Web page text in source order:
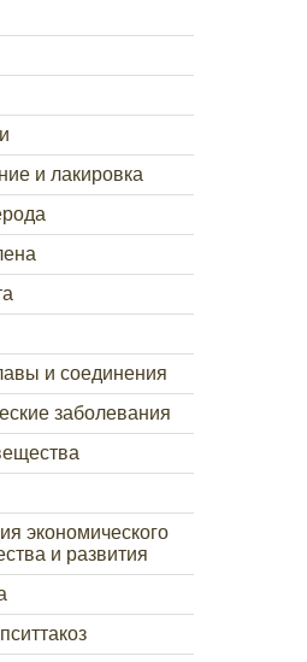
и лакировка
и соединения
заболевания
экономического
и развития